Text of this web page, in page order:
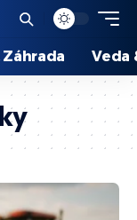
Záhrada Veda